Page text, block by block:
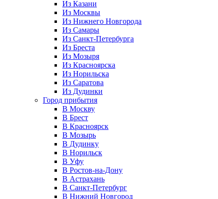
Из Казани
Из Москвы
Из Нижнего Новгорода
Из Самары
Из Санкт-Петербурга
Из Бреста
Из Мозыря
Из Красноярска
Из Норильска
Из Саратова
Из Дудинки
Город прибытия
В Москву
В Брест
В Красноярск
В Мозырь
В Дудинку
В Норильск
В Уфу
В Ростов-на-Дону
В Астрахань
В Санкт-Петербург
В Нижний Новгород